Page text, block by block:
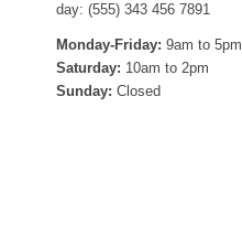
day: (555) 343 456 7891
Monday-Friday: 9am to 5pm
Saturday: 10am to 2pm
Sunday: Closed